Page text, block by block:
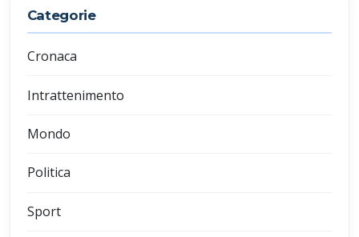
Categorie
Cronaca
Intrattenimento
Mondo
Politica
Sport